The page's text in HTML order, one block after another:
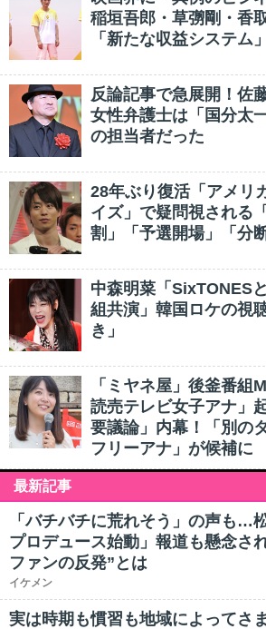
稲垣吾郎・草彅剛・香
「新たな収益システム」
反論記事で急展開！佐
女性弁護士は「国分太
の担当者だった
28年ぶり復活「アメリ
イズ」で疑問視される
割」「予選開場」「分
中森明菜「SixTONES
組共演」韓国ロケの視
き」
「ミヤネ屋」後釜番組
読売テレビ女子アナ」
要議論」内幕！「別の
フリーアナ」が候補に
最新記事
「バチバチに荒れそう」の声も…
プロデュース始動」報道も懸念さ
ファンの反発”とは
イケメン
実は時期も慣習も地域によってさ